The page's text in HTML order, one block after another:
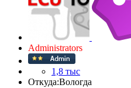
Administrators
1,8 тыс
Откуда:Вологда